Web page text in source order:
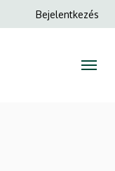
Anonim
Bejelentkezés